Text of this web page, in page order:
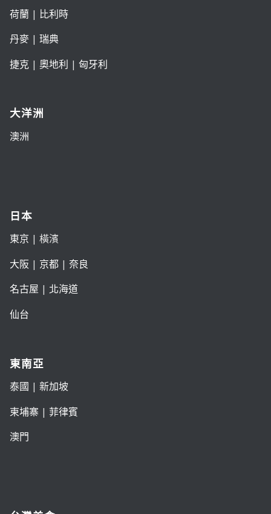
荷蘭| 比利時
丹麥| 瑞典
捷克| 奧地利 | 匈牙利
大洋洲
澳洲
日本
東京 | 橫濱
大阪 | 京都| 奈良
名古屋| 北海道
仙台
東南亞
泰國 | 新加坡
柬埔寨 | 菲律賓
澳門